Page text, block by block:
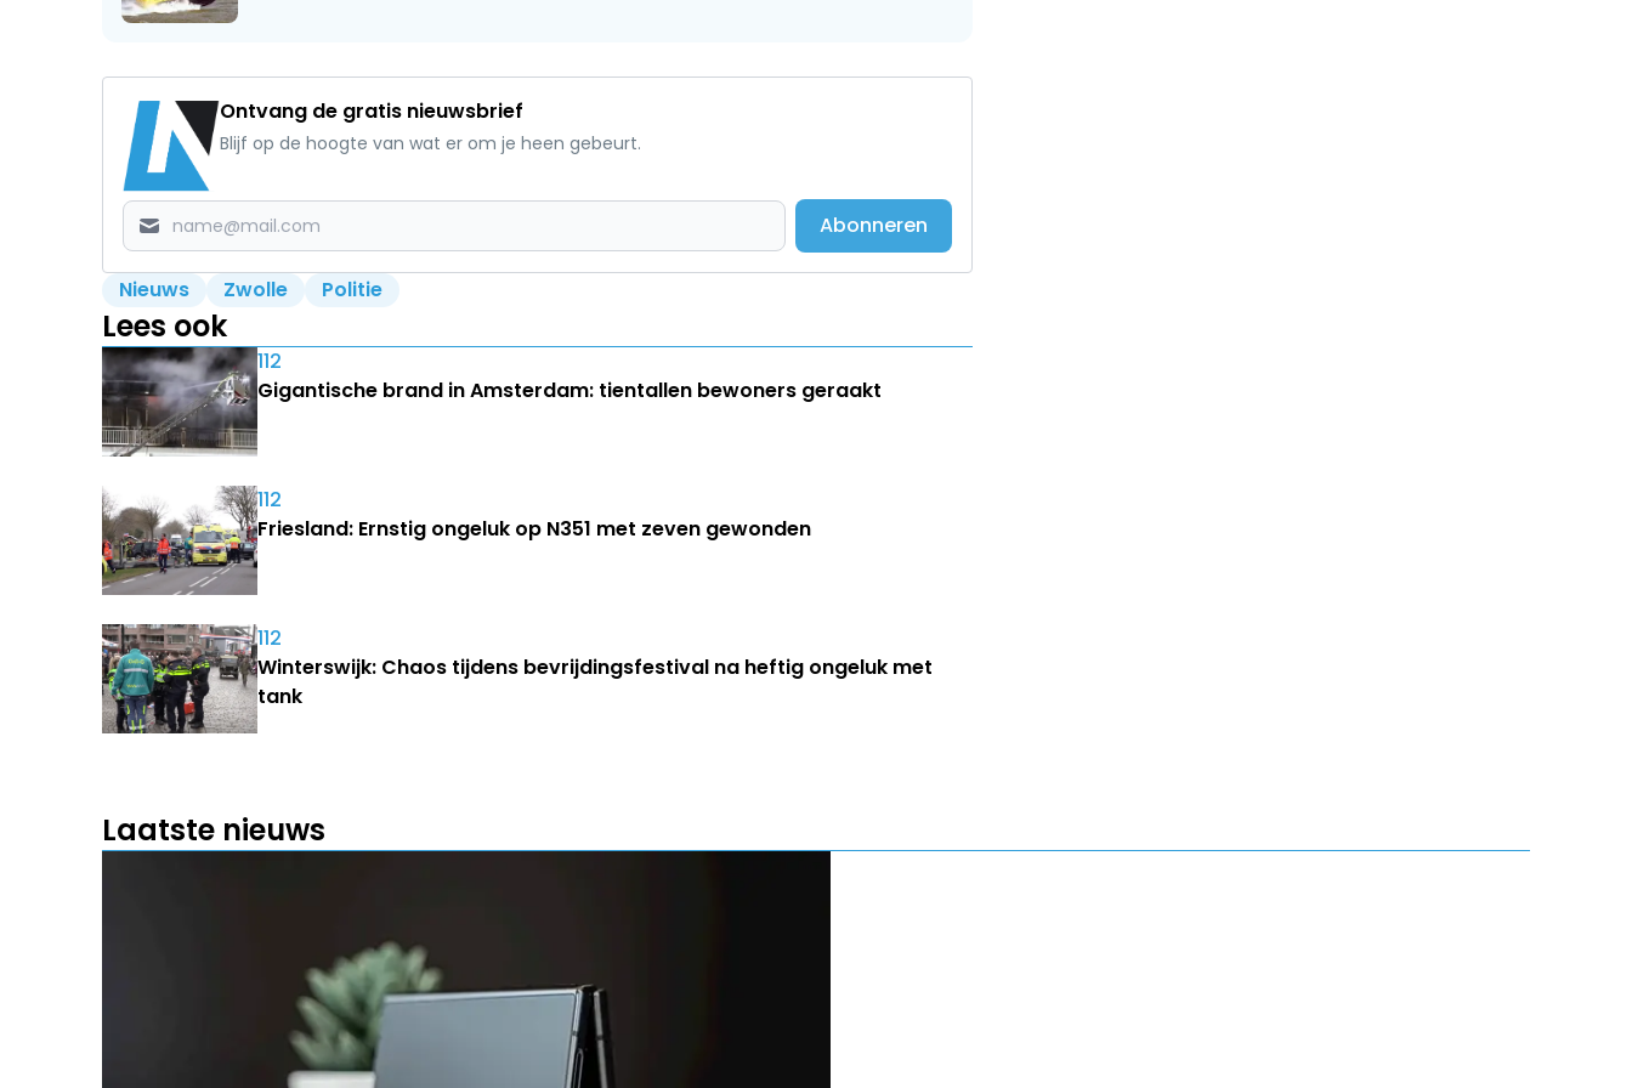
Ontvang de gratis nieuwsbrief
Blijf op de hoogte van wat er om je heen gebeurt.
Abonneren
Nieuws Zwolle Politie
Lees ook
112
Gigantische brand in Amsterdam: tientallen bewoners geraakt
112
Friesland: Ernstig ongeluk op N351 met zeven gewonden
112
Winterswijk: Chaos tijdens bevrijdingsfestival na heftig ongeluk met
tank
Laatste nieuws